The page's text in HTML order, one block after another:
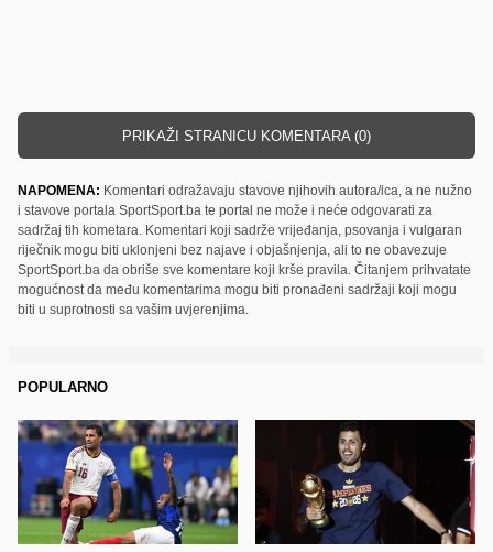
PRIKAŽI STRANICU KOMENTARA (0)
NAPOMENA: Komentari odražavaju stavove njihovih autora/ica, a ne nužno
i stavove portala SportSport.ba te portal ne može i neće odgovarati za
sadržaj tih kometara. Komentari koji sadrže vrijeđanja, psovanja i vulgaran
riječnik mogu biti uklonjeni bez najave i objašnjenja, ali to ne obavezuje
SportSport.ba da obriše sve komentare koji krše pravila. Čitanjem prihvatate
mogućnost da među komentarima mogu biti pronađeni sadržaji koji mogu
biti u suprotnosti sa vašim uvjerenjima.
POPULARNO